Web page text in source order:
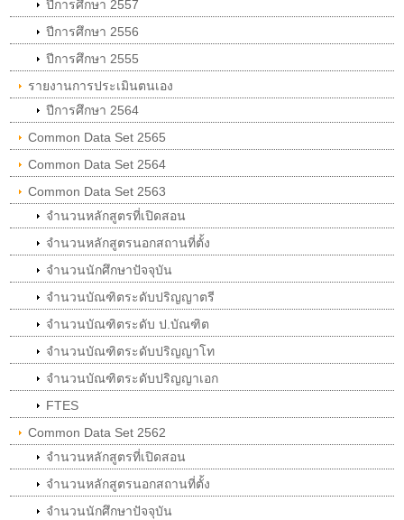
ปีการศึกษา 2557
ปีการศึกษา 2556
ปีการศึกษา 2555
รายงานการประเมินตนเอง
ปีการศึกษา 2564
Common Data Set 2565
Common Data Set 2564
Common Data Set 2563
จำนวนหลักสูตรที่เปิดสอน
จำนวนหลักสูตรนอกสถานที่ตั้ง
จำนวนนักศึกษาปัจจุบัน
จำนวนบัณฑิตระดับปริญญาตรี
จำนวนบัณฑิตระดับ ป.บัณฑิต
จำนวนบัณฑิตระดับปริญญาโท
จำนวนบัณฑิตระดับปริญญาเอก
FTES
Common Data Set 2562
จำนวนหลักสูตรที่เปิดสอน
จำนวนหลักสูตรนอกสถานที่ตั้ง
จำนวนนักศึกษาปัจจุบัน